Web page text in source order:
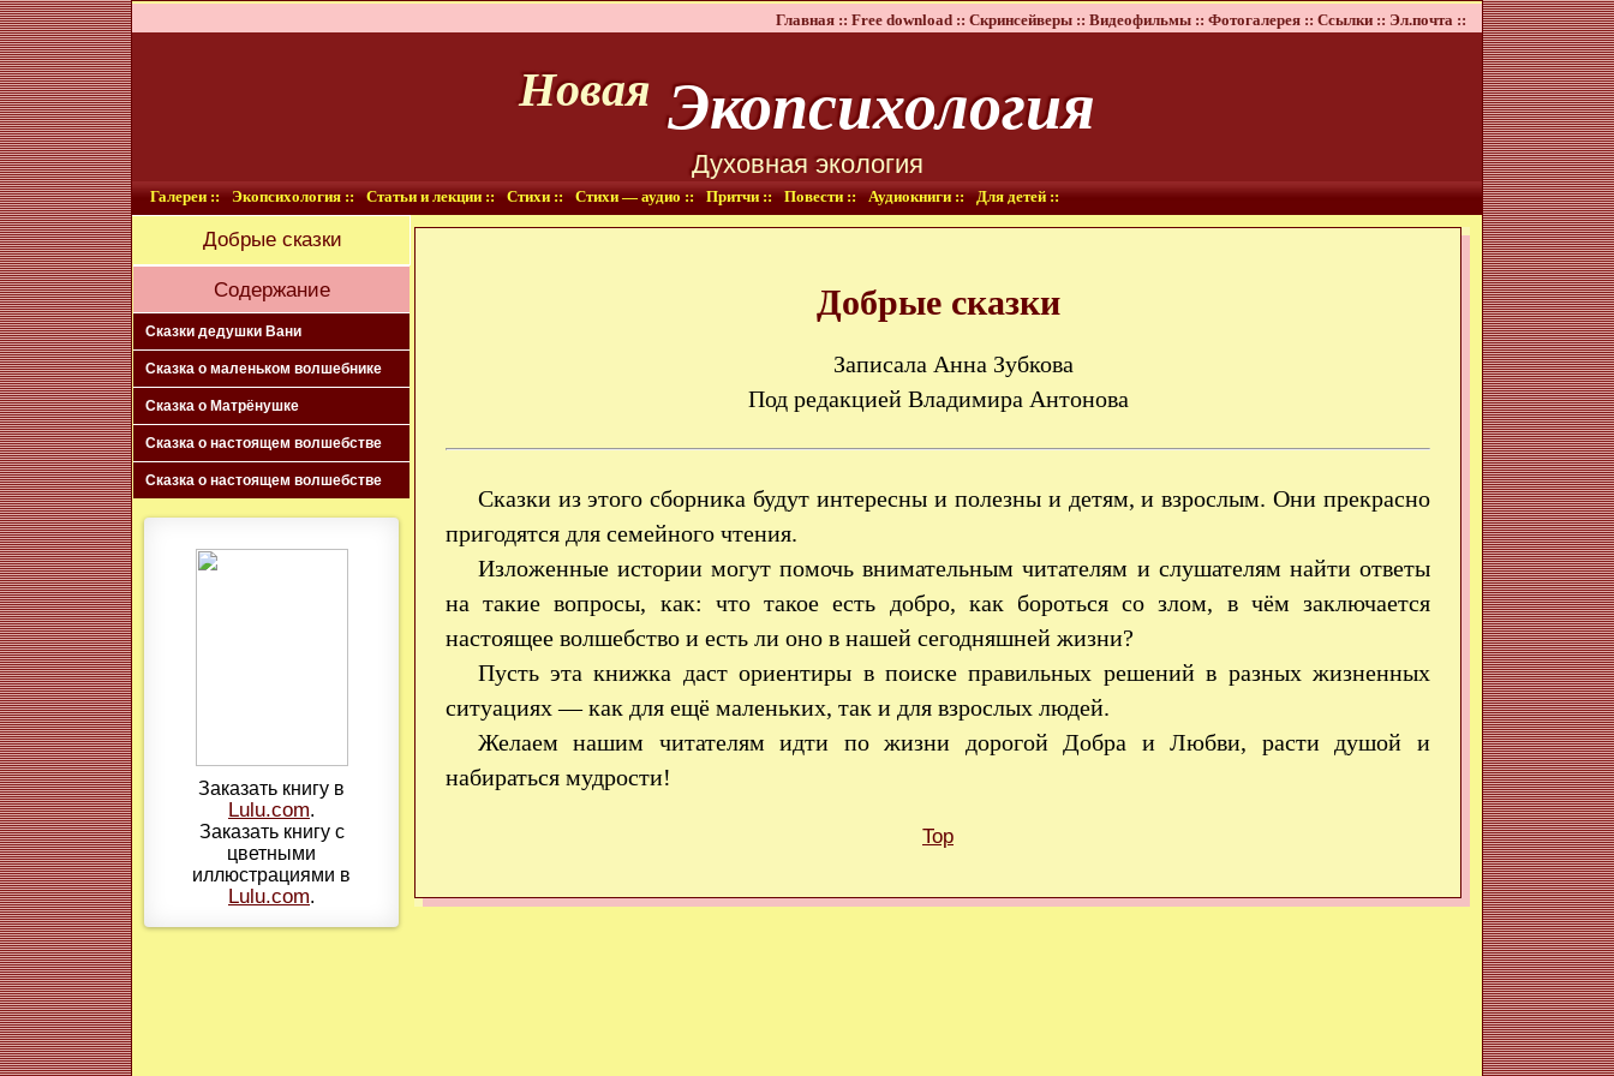
Главная :: Free download :: Скринсейверы :: Видеофильмы :: Фотогалерея :: Ссылки :: Эл.почта ::
Новая Экопсихология
Духовная экология
Галереи :: Экопсихология :: Статьи и лекции :: Стихи :: Стихи — аудио :: Притчи :: Повести :: Аудиокниги :: Для детей ::
Добрые сказки
Содержание
Сказки дедушки Вани
Сказка о маленьком волшебнике
Сказка о Матрёнушке
Сказка о настоящем волшебстве
Сказка о настоящем волшебстве
Заказать книгу в
Lulu.com.
Заказать книгу с
цветными
иллюстрациями в
Lulu.com.
Добрые сказки
Записала Анна Зубкова
Под редакцией Владимира Антонова
Сказки из этого сборника будут интересны и полезны и детям, и взрослым. Они прекрасно
пригодятся для семейного чтения.
Изложенные истории могут помочь внимательным читателям и слушателям найти ответы
на такие вопросы, как: что такое есть добро, как бороться со злом, в чём заключается
настоящее волшебство и есть ли оно в нашей сегодняшней жизни?
Пусть эта книжка даст ориентиры в поиске правильных решений в разных жизненных
ситуациях — как для ещё маленьких, так и для взрослых людей.
Желаем нашим читателям идти по жизни дорогой Добра и Любви, расти душой и
набираться мудрости!
Top